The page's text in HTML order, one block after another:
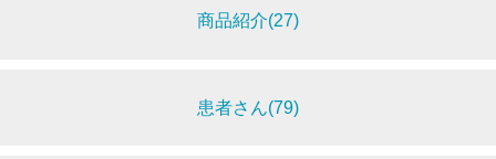
商品紹介(27)
患者さん(79)